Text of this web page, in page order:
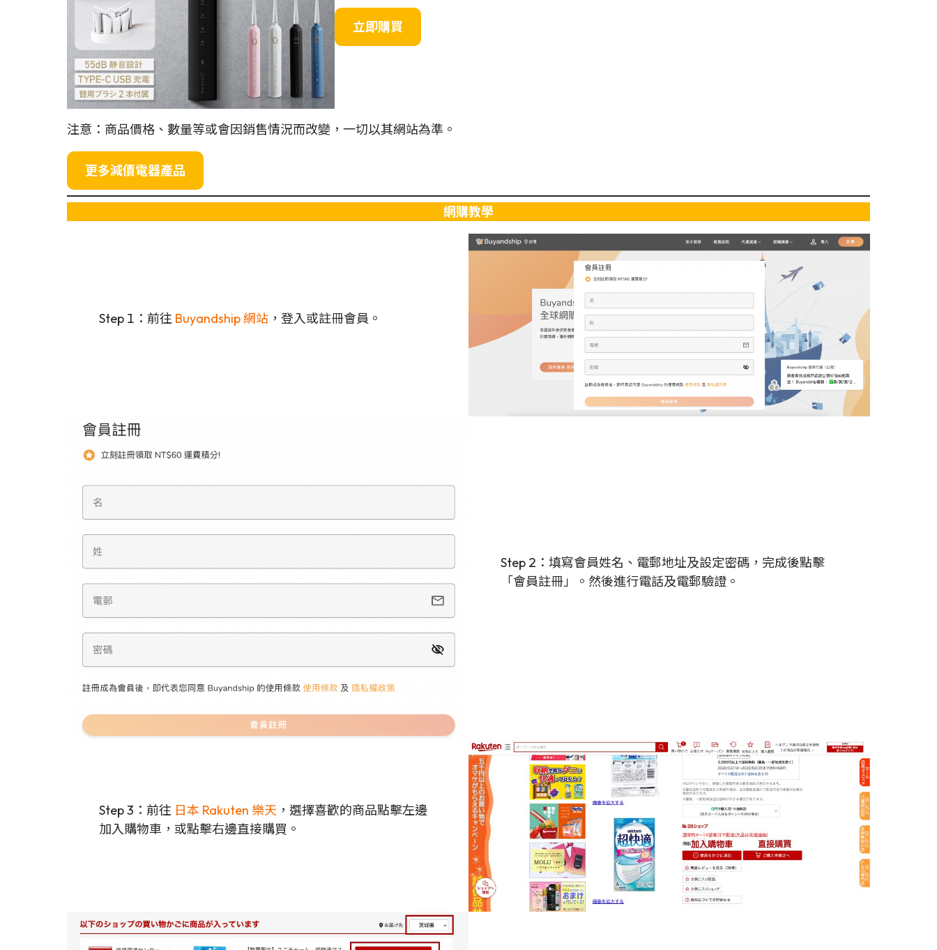
立即購買
注意：商品價格、數量等或會因銷售情況而改變，一切以其網站為準。
更多減價電器產品
網購教學
Step 1：前往 Buyandship 網站 ，登入或註冊會員。
Step 2：填寫會員姓名、電郵地址及設定密碼，完成後點擊
「會員註冊」。然後進行電話及電郵驗證。
Step 3：前往 日本 Rakuten 樂天 ，選擇喜歡的商品點擊左邊
加入購物車，或點擊右邊直接購買。